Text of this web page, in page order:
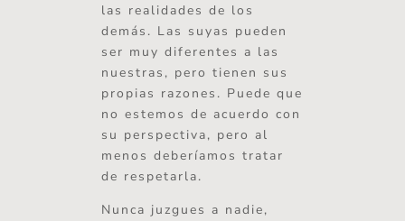
las realidades de los
demás. Las suyas pueden
ser muy diferentes a las
nuestras, pero tienen sus
propias razones. Puede que
no estemos de acuerdo con
su perspectiva, pero al
menos deberíamos tratar
de respetarla.
Nunca juzgues a nadie,